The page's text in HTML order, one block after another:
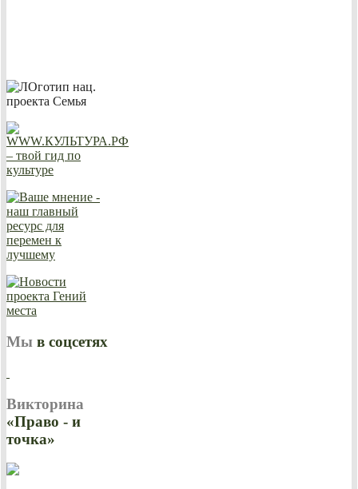
Мы в соцсетях
Викторина
«Право - и
точка»